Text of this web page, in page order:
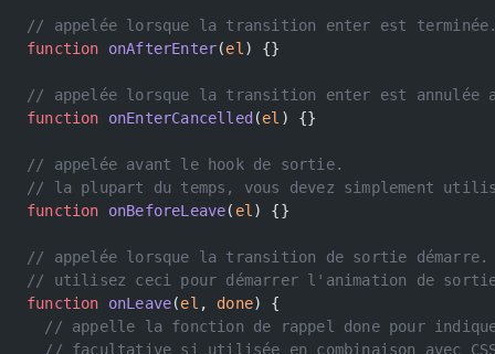
// appelée lorsque la transition enter est
function onAfterEnter(el) {}
// appelée lorsque la transition enter est
function onEnterCancelled (el ) {}
// appelée avant le hook de sortie.
// la plupart du temps, vous devez simplement
function onBeforeLeave( el) {}
// appelée lorsque la transition de sortie démarre.
// utilisez ceci pour démarrer l'animation de
function onLeave(el , done) {
// appelle la fonction de rappel done pour
// facultative si utilisée en combinaison avec